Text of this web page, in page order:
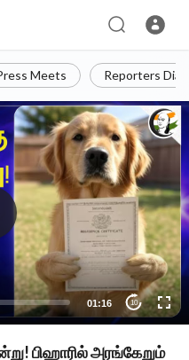
Meets Reporters
01:16 10
பிஹாரில் அரங்கேறும்